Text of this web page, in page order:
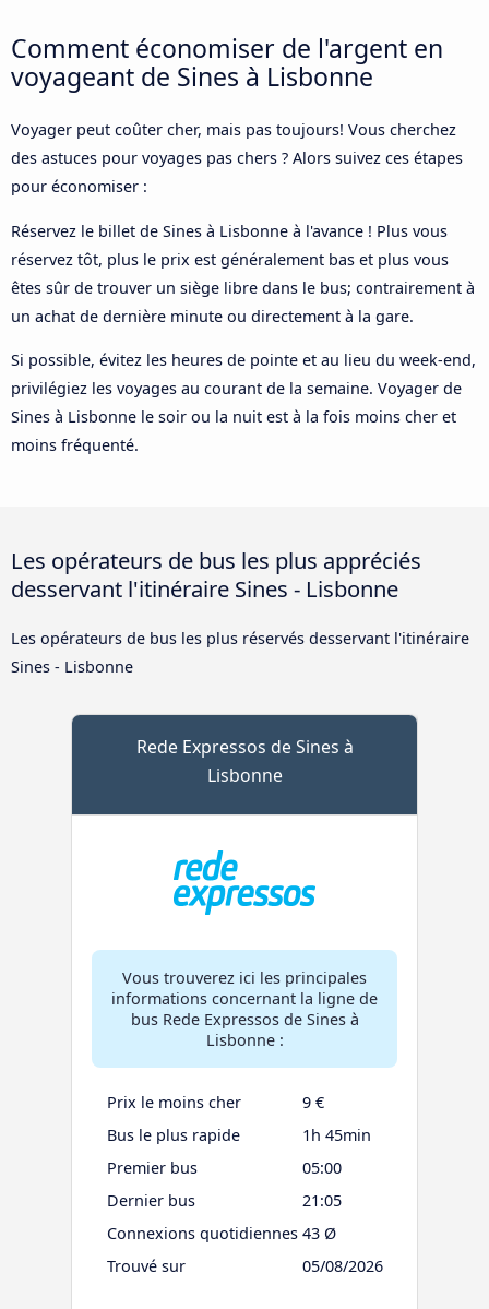
Comment économiser de l'argent en
voyageant de Sines à Lisbonne
Voyager peut coûter cher, mais pas toujours! Vous cherchez
des astuces pour voyages pas chers ? Alors suivez ces étapes
pour économiser :
Réservez le billet de Sines à Lisbonne à l'avance ! Plus vous
réservez tôt, plus le prix est généralement bas et plus vous
êtes sûr de trouver un siège libre dans le bus; contrairement à
un achat de dernière minute ou directement à la gare.
Si possible, évitez les heures de pointe et au lieu du week-end,
privilégiez les voyages au courant de la semaine. Voyager de
Sines à Lisbonne le soir ou la nuit est à la fois moins cher et
moins fréquenté.
Les opérateurs de bus les plus appréciés
desservant l'itinéraire Sines - Lisbonne
Les opérateurs de bus les plus réservés desservant l'itinéraire
Sines - Lisbonne
Rede Expressos de Sines à
Lisbonne
Vous trouverez ici les principales
informations concernant la ligne de
bus Rede Expressos de Sines à
Lisbonne :
Prix le moins cher
9 €
Bus le plus rapide
1h 45min
Premier bus
05:00
Dernier bus
21:05
Connexions quotidiennes 43 Ø
Trouvé sur
05/08/2026